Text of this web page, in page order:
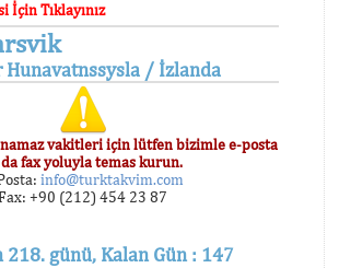
İçin Tıklayınız
Hunavatnssysla / İzlanda
vakitleri için lütfen bizimle e-posta
fax yoluyla temas kurun.
info@turktakvim.com
+90 (212) 454 23 87
218. günü, Kalan Gün : 147